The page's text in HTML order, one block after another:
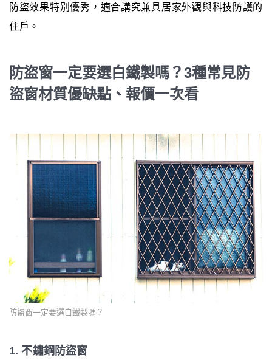
防盜效果特別優秀，適合講究兼具居家外觀與科技防護的
住戶。
防盜窗一定要選白鐵製嗎？3種常見防
盜窗材質優缺點、報價一次看
防盜窗一定要選白鐵製嗎？
1. 不鏽鋼防盜窗